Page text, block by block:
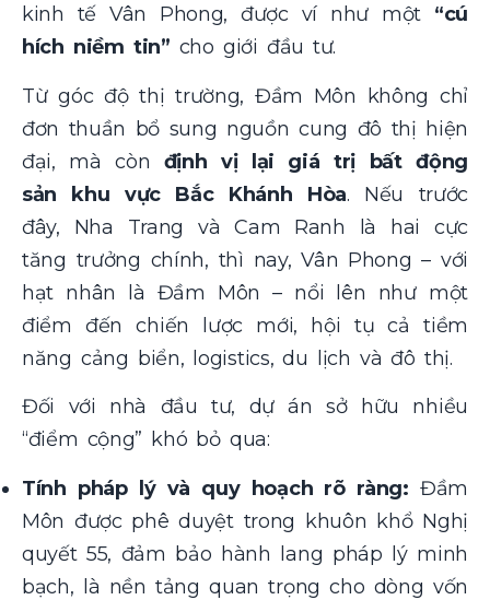
kinh tế Vân Phong, được ví như một “cú
hích niềm tin” cho giới đầu tư.
Từ góc độ thị trường, Đầm Môn không chỉ
đơn thuần bổ sung nguồn cung đô thị hiện
đại, mà còn định vị lại giá trị bất động
sản khu vực Bắc Khánh Hòa. Nếu trước
đây, Nha Trang và Cam Ranh là hai cực
tăng trưởng chính, thì nay, Vân Phong – với
hạt nhân là Đầm Môn – nổi lên như một
điểm đến chiến lược mới, hội tụ cả tiềm
năng cảng biển, logistics, du lịch và đô thị.
Đối với nhà đầu tư, dự án sở hữu nhiều
“điểm cộng” khó bỏ qua:
Tính pháp lý và quy hoạch rõ ràng: Đầm
Môn được phê duyệt trong khuôn khổ Nghị
quyết 55, đảm bảo hành lang pháp lý minh
bạch, là nền tảng quan trọng cho dòng vốn